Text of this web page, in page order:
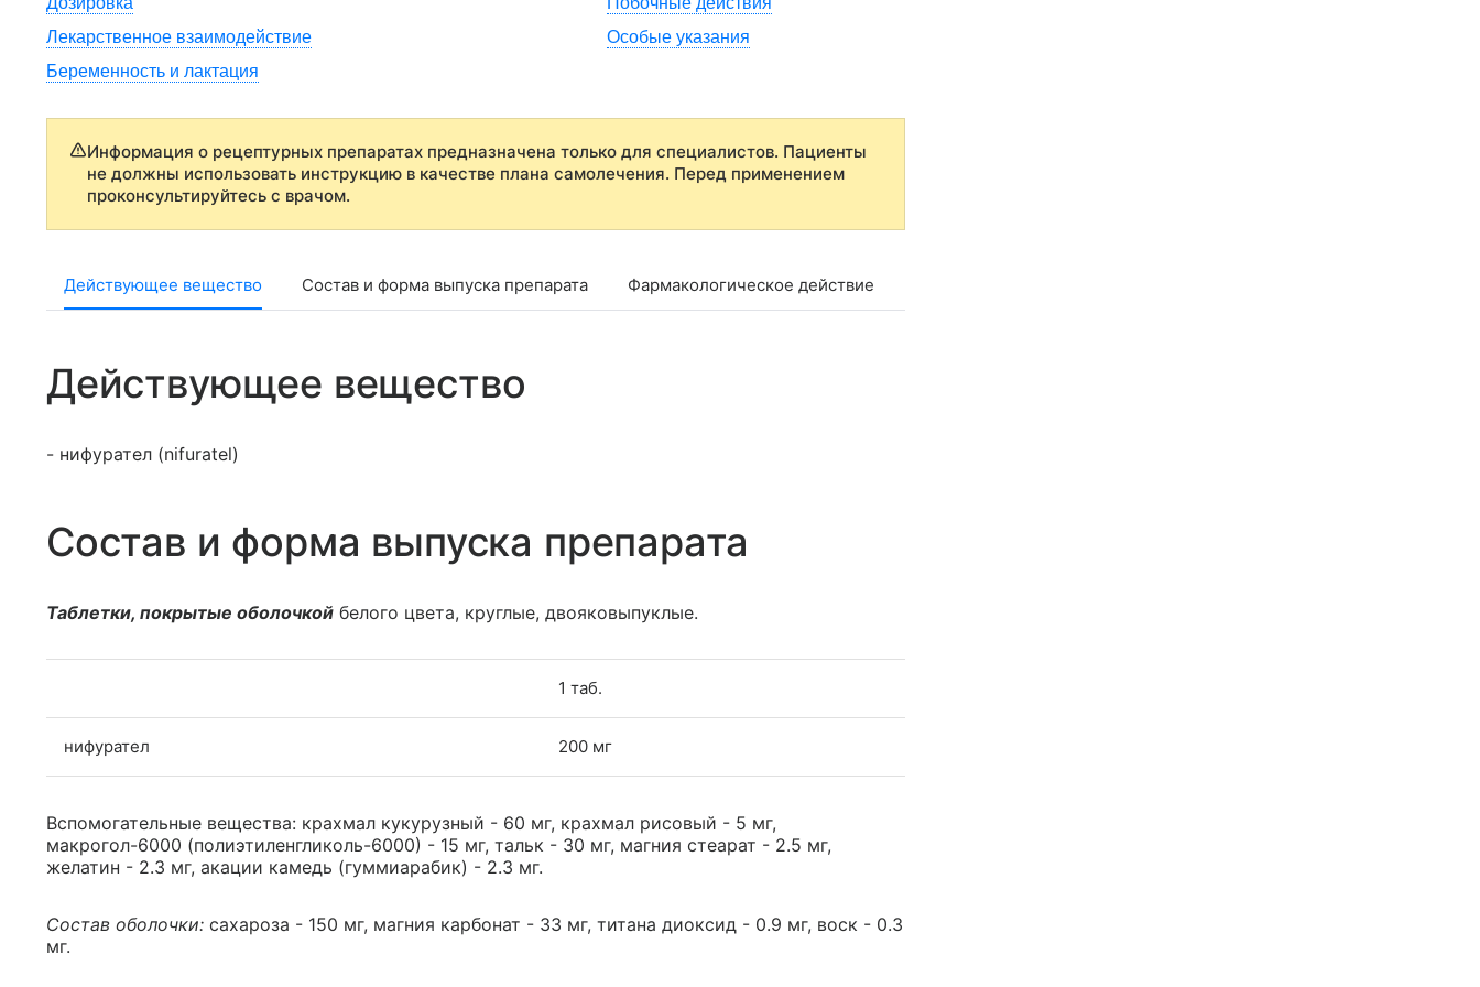
Лекарственное взаимодействие
Особые указания
Беременность и лактация
Информация о рецептурных препаратах предназначена только для специалистов. Пациенты
не должны использовать инструкцию в качестве плана самолечения. Перед применением
проконсультируйтесь с врачом.
Действующее вещество Состав и форма выпуска препарата Фармакологическое действие
Действующее вещество
- нифурател (nifuratel)
Состав и форма выпуска препарата
Таблетки, покрытые оболочкой белого цвета, круглые, двояковыпуклые.
1 таб.
нифурател 200 мг
Вспомогательные вещества: крахмал кукурузный - 60 мг, крахмал рисовый - 5 мг,
макрогол-6000 (полиэтиленгликоль-6000) - 15 мг, тальк - 30 мг, магния стеарат - 2.5 мг,
желатин - 2.3 мг, акации камедь (гуммиарабик) - 2.3 мг.
Состав оболочки: сахароза - 150 мг, магния карбонат - 33 мг, титана диоксид - 0.9 мг, воск - 0.3
мг.